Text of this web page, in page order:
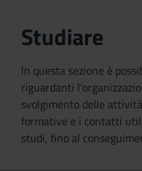
Studiare
In questa sezione è
riguardanti
svolgimento delle
formative e i contatti
studi, fino al